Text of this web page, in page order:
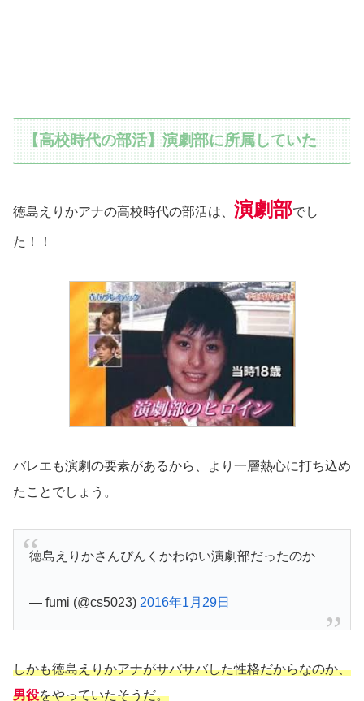
【高校時代の部活】演劇部に所属していた
徳島えりかアナの高校時代の部活は、 演劇部でし
た！！
バレエも演劇の要素があるから、より一層熱心に打ち込め
たことでしょう。
徳島えりかさんぴんくかわゆい演劇部だったのか
— fumi (@cs5023) 2016年1月29日
しかも徳島えりかアナがサバサバした性格だからなのか、
男役をやっていたそうだ。